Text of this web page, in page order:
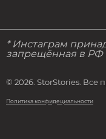
* Инстаграм
запрещённая в РФ
© 2026. StorStories. Все
Политика конфидециальности